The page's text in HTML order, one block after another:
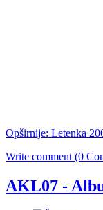
Opširnije: Letenka
Write comment (0
AKL07 -